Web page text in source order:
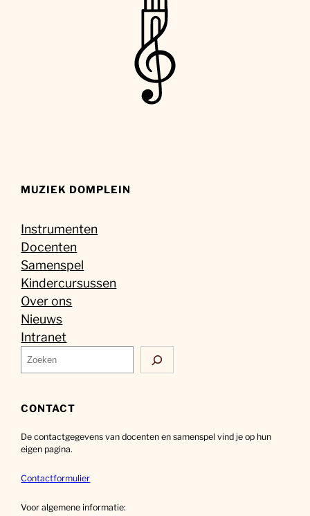
MUZIEK DOMPLEIN
Instrumenten
Docenten
Samenspel
Kindercursussen
Over ons
Nieuws
Intranet
Z
o
k
n
CONTACT
De contactgegevens van docenten en samenspel vind je op hun
eigen pagina.
Contactformulier
Voor algemene informatie: